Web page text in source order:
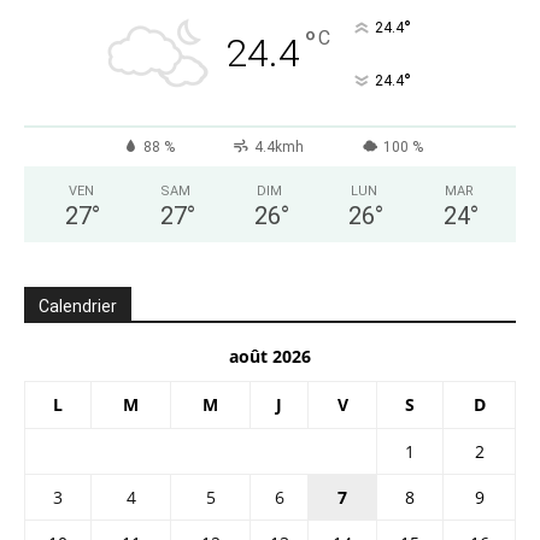
24.4°C 24.4°
24.4°
88 % 4.4kmh 100 %
VEN
27°
SAM
27°
DIM
26°
LUN
26°
MAR
24°
Calendrier
août 2026
L M M J V S D
1
2
3
4 5 6 7 8
9